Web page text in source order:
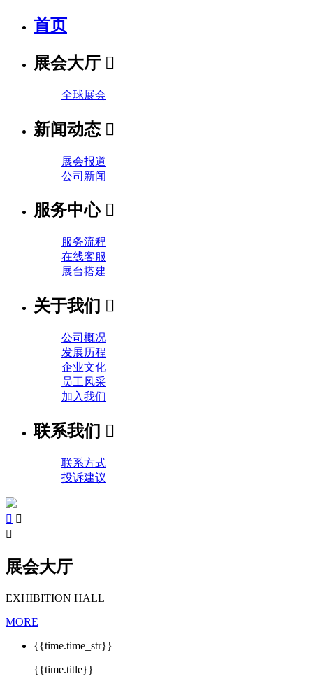
首页
展会大厅 
全球展会
新闻动态 
展会报道
公司新闻
服务中心 
服务流程
在线客服
展台搭建
关于我们 
公司概况
发展历程
企业文化
员工风采
加入我们
联系我们 
联系方式
投诉建议
 

展会大厅
EXHIBITION HALL
MORE
{{time.time_str}}
{{time.title}}